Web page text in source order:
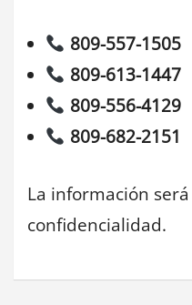
809-557-1505
809-613-1447
809-556-4129
809-682-2151
La información
confidencialidad.